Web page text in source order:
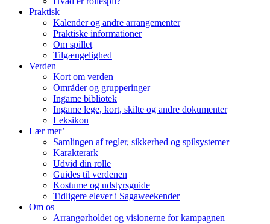
Praktisk
Kalender og andre arrangementer
Praktiske informationer
Om spillet
Tilgængelighed
Verden
Kort om verden
Områder og grupperinger
Ingame bibliotek
Ingame lege, kort, skilte og andre dokumenter
Leksikon
Lær mer’
Samlingen af regler, sikkerhed og spilsystemer
Karakterark
Udvid din rolle
Guides til verdenen
Kostume og udstyrsguide
Tidligere elever i Sagaweekender
Om os
Arrangørholdet og visionerne for kampagnen